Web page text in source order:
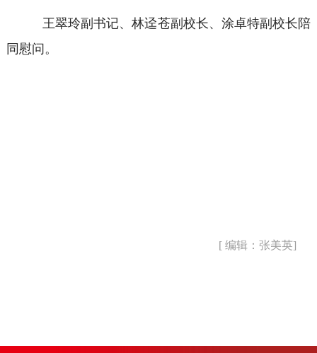
王翠玲副书记、林迳苍副校长、涂卓特副校长陪
同慰问。
[ 编辑：张美英]